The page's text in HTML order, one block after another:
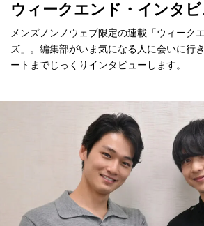
ウィークエンド・インタ
メンズノンノウェブ限定の連載「ウィーク
ズ」。編集部がいま気になる人に会いに行
ートまでじっくりインタビューします。